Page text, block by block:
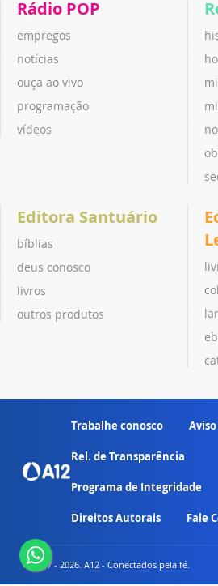
Rádio POP
empregos
notícias
ouça ao vivo
programação
vídeos
Editora Santuário
bíblias
deus conosco
livros
outros produtos
Trabalhe conosco
Rel. de Transparência
Programa de Integridade
Direitos Autorais Fale
© 2007 - 2026. A12 - Conectados pela fé.